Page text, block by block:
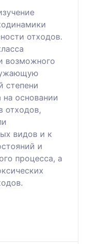
отходов.
возможного
степени
на основании
отходов,
видов и к
и
процесса, а